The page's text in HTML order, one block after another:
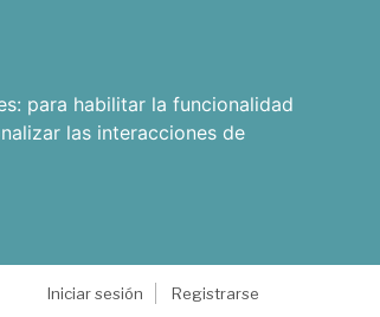
para habilitar la funcionalidad
las interacciones de
Iniciar sesión
Registrarse